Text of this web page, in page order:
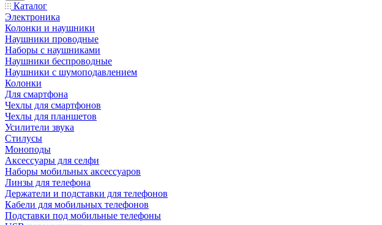
Каталог
Электроника
Колонки и наушники
Наушники проводные
Наборы с наушниками
Наушники беспроводные
Наушники с шумоподавлением
Колонки
Для смартфона
Чехлы для смартфонов
Чехлы для планшетов
Усилители звука
Стилусы
Моноподы
Аксессуары для селфи
Наборы мобильных аксессуаров
Линзы для телефона
Держатели и подставки для телефонов
Кабели для мобильных телефонов
Подставки под мобильные телефоны